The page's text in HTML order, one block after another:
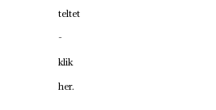
teltet
-
klik
her.